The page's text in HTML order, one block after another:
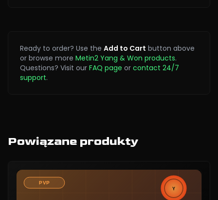
Ready to order? Use the Add to Cart button above
or browse more Metin2 Yang & Won products.
Questions? Visit our FAQ page or contact 24/7
support.
Powiązane produkty